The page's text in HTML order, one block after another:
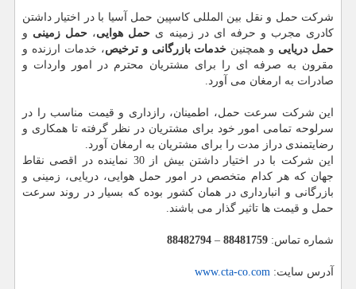
شرکت حمل و نقل بین المللی کاسپین حمل آسیا با در اختیار داشتن
کادری مجرب و حرفه ای در زمینه ی حمل هوایی، حمل زمینی و
حمل دریایی و همچنین خدمات بازرگانی و ترخیص، خدمات ارزنده و
مقرون به صرفه ای را برای مشتریان محترم در امور واردات و
صادرات به ارمغان می آورد.
این شرکت سرعت حمل، اطمینان، رازداری و قیمت مناسب را در
سرلوحه تمامی امور خود برای مشتریان در نظر گرفته تا همکاری و
رضایتمندی دراز مدت را برای مشتریان به ارمغان آورد.
این شرکت با در اختیار داشتن بیش از 30 نماینده در اقصی نقاط
جهان که هر کدام متخصص در امور حمل هوایی، دریایی، زمینی و
بازرگانی و انبارداری در همان کشور بوده که بسیار در روند سرعت
حمل و قیمت ها تاثیر گذار می باشند.
شماره تماس: 88481759
–
88482794
آدرس سایت: www.cta-co.com